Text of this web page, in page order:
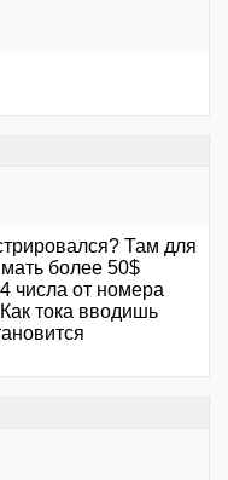
Там для
более 50$
числа от номера
тока вводишь